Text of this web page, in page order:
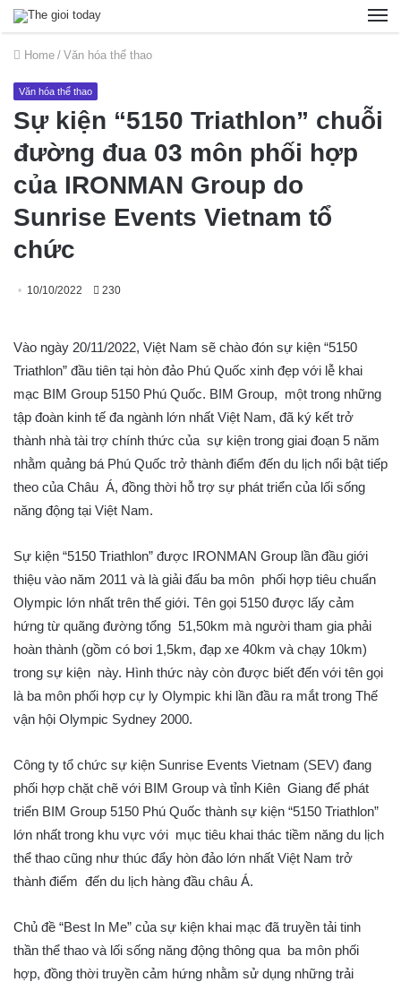
Home / Văn hóa thể thao
Văn hóa thể thao
Sự kiện “5150 Triathlon” chuỗi
đường đua 03 môn phối hợp
của IRONMAN Group do
Sunrise Events Vietnam tổ
chức
10/10/2022 230
Vào ngày 20/11/2022, Việt Nam sẽ chào đón sự kiện “5150
Triathlon” đầu tiên tại hòn đảo Phú Quốc xinh đẹp với lễ khai
mạc BIM Group 5150 Phú Quốc. BIM Group, một trong những
tập đoàn kinh tế đa ngành lớn nhất Việt Nam, đã ký kết trở
thành nhà tài trợ chính thức của sự kiện trong giai đoạn 5 năm
nhằm quảng bá Phú Quốc trở thành điểm đến du lịch nổi bật tiếp
theo của Châu Á, đồng thời hỗ trợ sự phát triển của lối sống
năng động tại Việt Nam.
Sự kiện “5150 Triathlon” được IRONMAN Group lần đầu giới
thiệu vào năm 2011 và là giải đấu ba môn phối hợp tiêu chuẩn
Olympic lớn nhất trên thế giới. Tên gọi 5150 được lấy cảm
hứng từ quãng đường tổng 51,50km mà người tham gia phải
hoàn thành (gồm có bơi 1,5km, đạp xe 40km và chạy 10km)
trong sự kiện này. Hình thức này còn được biết đến với tên gọi
là ba môn phối hợp cự ly Olympic khi lần đầu ra mắt trong Thế
vận hội Olympic Sydney 2000.
Công ty tổ chức sự kiện Sunrise Events Vietnam (SEV) đang
phối hợp chặt chẽ với BIM Group và tỉnh Kiên Giang để phát
triển BIM Group 5150 Phú Quốc thành sự kiện “5150 Triathlon”
lớn nhất trong khu vực với mục tiêu khai thác tiềm năng du lịch
thể thao cũng như thúc đẩy hòn đảo lớn nhất Việt Nam trở
thành điểm đến du lịch hàng đầu châu Á.
Chủ đề “Best In Me” của sự kiện khai mạc đã truyền tải tinh
thần thể thao và lối sống năng động thông qua ba môn phối
hợp, đồng thời truyền cảm hứng nhằm sử dụng những trải